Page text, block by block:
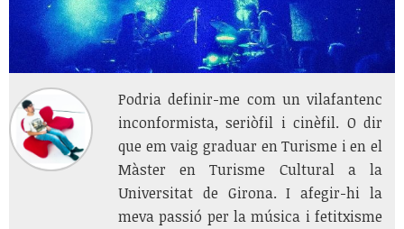
Podria definir-me com un vilafantenc
inconformista, seriòfil i cinèfil. O dir
que em vaig graduar en Turisme i en el
Màster en Turisme Cultural a la
Universitat de Girona. I afegir-hi la
meva passió per la música i fetitxisme